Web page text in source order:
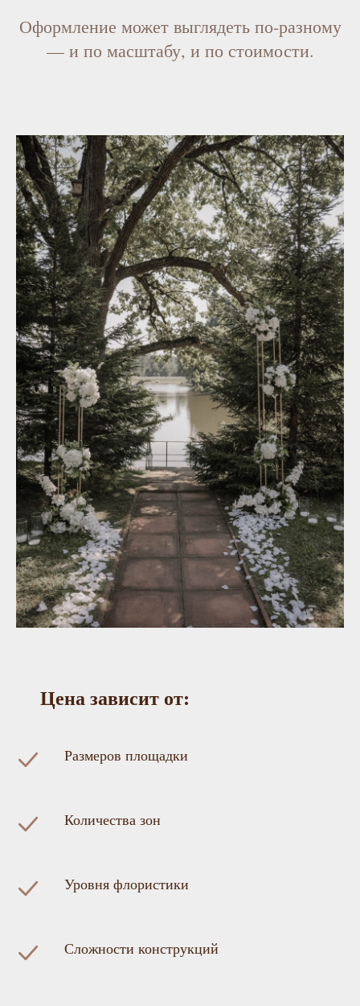
Оформление может выглядеть по-разному
— и по масштабу, и по стоимости.
Цена зависит от:
Размеров площадки
Количества зон
Уровня флористики
Сложности конструкций